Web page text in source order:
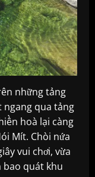
những tảng
ngang qua tảng
hoà lại càng
Mít. Chòi nứa
vui chơi, vừa
bao quát khu